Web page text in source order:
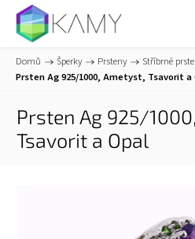
Domů / Šperky / Prsteny / Stříbrné
Prsten Ag 925/1000, Ametyst, Tsavorit a
Prsten Ag 925/
Tsavorit a Opal